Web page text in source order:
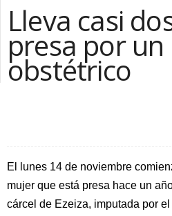
Lleva casi
presa por
obstétrico
El lunes 14 de noviembre
mujer que está presa hace un
cárcel de Ezeiza, imputada por